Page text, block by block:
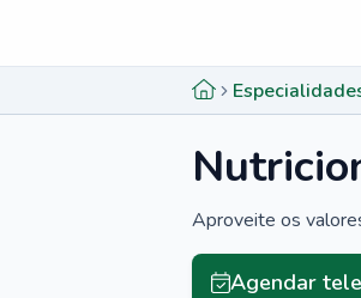
Aproveite os
Agendar